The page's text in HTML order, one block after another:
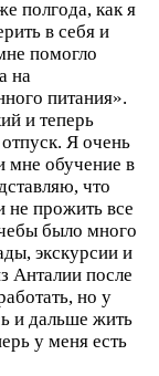
полгода, как я
в себя и
помогло
на
питания».
и теперь
Я очень
мне обучение в
что
не прожить все
было много
экскурсии и
Анталии после
но у
и дальше жить
у меня есть